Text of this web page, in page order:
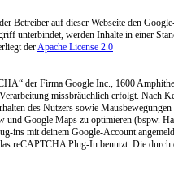
Betreiber auf dieser Webseite den
unterbindet, werden Inhalte in einer
derApache License 2.0
der Firma Google Inc., 1600
missbräuchlich erfolgt.
des Nutzers sowie
Google Maps zu optimieren
mit deinem Google-Account
reCAPTCHA Plug-In benutzt. Die